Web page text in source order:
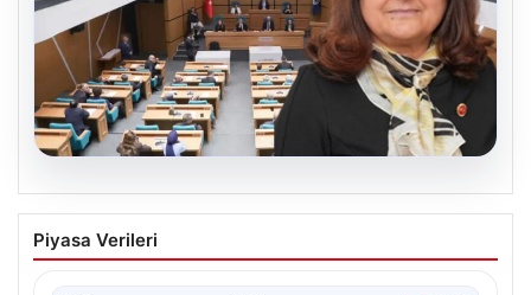
05.08.2026
Üsküdar Belediyesi’nde başkanvekili
Sibel Tan Çetinkaya oldu
Piyasa Verileri